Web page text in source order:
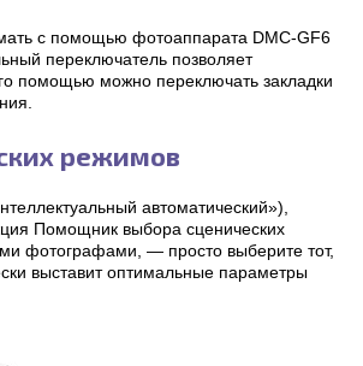
с помощью фотоаппарата DMC-GF6
переключатель позволяет
помощью можно переключать закладки
режимов
автоматический»),
Помощник выбора сценических
фотографами, — просто выберите тот,
выставит оптимальные параметры